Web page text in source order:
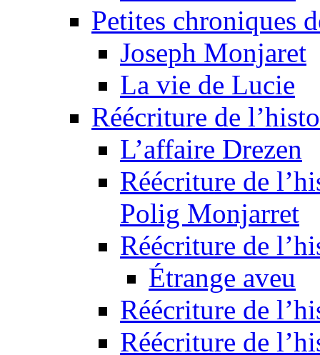
Petites chroniques
Joseph Monjaret
La vie de Lucie
Réécriture de
L’affaire Drezen
Réécriture de
Polig Monjarret
Réécriture de
Étrange aveu
Réécriture de
Réécriture de